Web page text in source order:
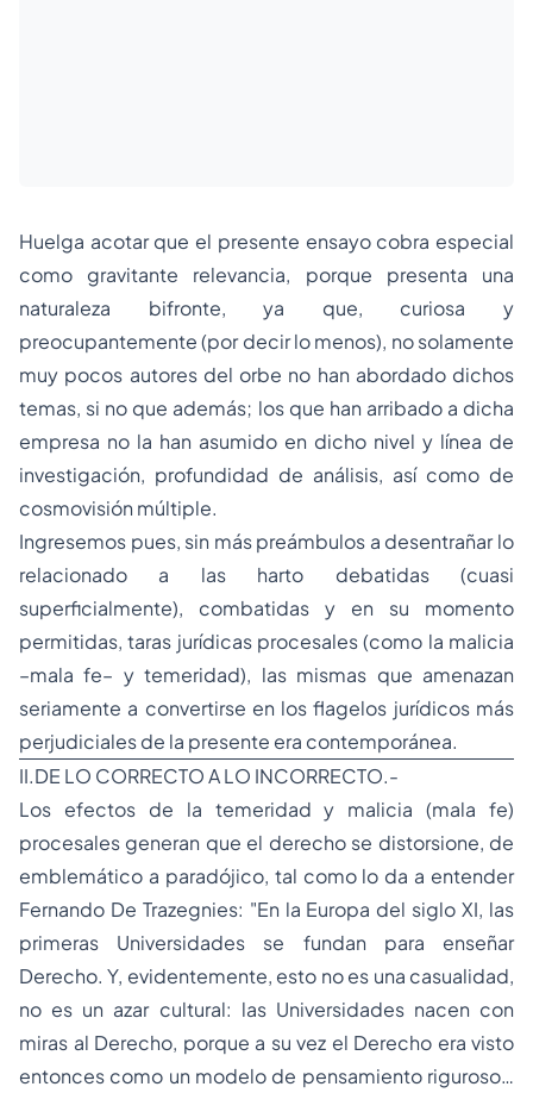
Huelga acotar que el presente ensayo cobra especial
como gravitante relevancia, porque presenta una
naturaleza bifronte, ya que, curiosa y
preocupantemente (por decir lo menos), no solamente
muy pocos autores del orbe no han abordado dichos
temas, si no que además; los que han arribado a dicha
empresa no la han asumido en dicho nivel y línea de
investigación, profundidad de análisis, así como de
cosmovisión múltiple.
Ingresemos pues, sin más preámbulos a desentrañar lo
relacionado a las harto debatidas (cuasi
superficialmente), combatidas y en su momento
permitidas, taras jurídicas procesales (como la malicia
–mala fe– y temeridad), las mismas que amenazan
seriamente a convertirse en los flagelos jurídicos más
perjudiciales de la presente era contemporánea.
II.DE LO CORRECTO A LO INCORRECTO.-
Los efectos de la temeridad y malicia (mala fe)
procesales generan que el derecho se distorsione, de
emblemático a paradójico, tal como lo da a entender
Fernando De Trazegnies: "En la Europa del siglo XI, las
primeras Universidades se fundan para enseñar
Derecho. Y, evidentemente, esto no es una casualidad,
no es un azar cultural: las Universidades nacen con
miras al Derecho, porque a su vez el Derecho era visto
entonces como un modelo de pensamiento riguroso…